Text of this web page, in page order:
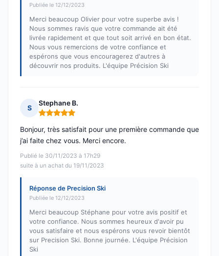
Publiée le 12/12/2023
Merci beaucoup Olivier pour votre superbe avis !
Nous sommes ravis que votre commande ait été
livrée rapidement et que tout soit arrivé en bon état.
Nous vous remercions de votre confiance et
espérons que vous encouragerez d'autres à
découvrir nos produits. L'équipe Précision Ski
S
Stephane B.
Note : 5 sur 5
Publié le 30/11/2023 à 17h29
suite à un achat du 19/11/2023
Bonjour, très satisfait pour une première commande que
j’ai faite chez vous. Merci encore.
Réponse de Precision Ski
Publiée le 12/12/2023
Merci beaucoup Stéphane pour votre avis positif et
votre confiance. Nous sommes heureux d'avoir pu
vous satisfaire et nous espérons vous revoir bientôt
sur Precision Ski. Bonne journée. L'équipe Précision
Ski